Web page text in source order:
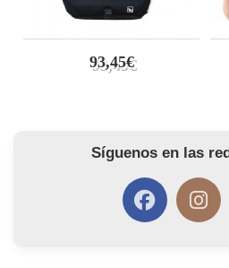
93,45€
Síguenos en las